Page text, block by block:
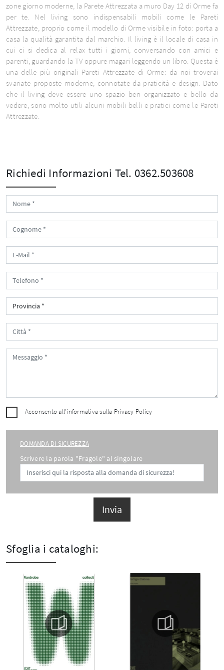
zone giorno moderne, la Parete Attrezzata a muro Day 12 di Orme fa
per te. Nel living sono indispensabili mobili come le Pareti
Attrezzate, proprio come il modello di Orme visibile in foto: porta a
casa la qualità garantita dal marchio. Il living è il locale di casa in
cui ci si dedica al relax tutti i giorni, conversando con amici e
parenti, guardando la TV oppure magari leggendo un libro. Questa è
una delle più originali Pareti Attrezzate di Orme: da noi troverai
svariate proposte moderne, connotate da praticità e design. Dato
che il living deve essere uno spazio ben organizzato e bello da
vedere, sono molto utili alcuni mobili belli e pratici come le Pareti
Attrezzate.
Richiedi Informazioni Tel. 0362.503608
Acconsento all'informativa sulla Privacy Policy
DOMANDA DI SICUREZZA
Scrivere la parola "Fragole" al singolare
Invia
Sfoglia i cataloghi: